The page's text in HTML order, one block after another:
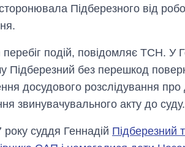
Підберезного від
подій, повідомляє ТСН. У
Підберезний без перешкод
досудового розслідування
звинувачувального акту до суду.
суддя Геннадій Підберезний